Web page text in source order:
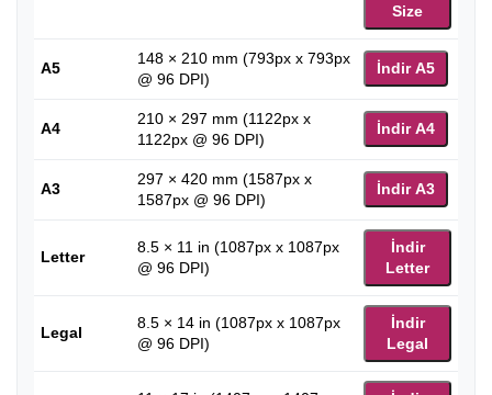
Size
A5
148 × 210 mm (793px x 793px
@ 96 DPI)
İndir A5
A4
210 × 297 mm (1122px x
1122px @ 96 DPI)
İndir A4
A3
297 × 420 mm (1587px x
1587px @ 96 DPI)
İndir A3
Letter
8.5 × 11 in (1087px x 1087px
@ 96 DPI)
İndir
Letter
Legal
8.5 × 14 in (1087px x 1087px
@ 96 DPI)
İndir
Legal